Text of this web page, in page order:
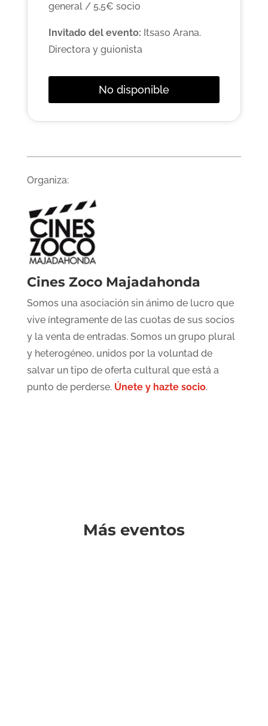
general / 5,5€ socio
Invitado del evento: Itsaso Arana.
Directora y guionista
No disponible
Organiza:
Cines Zoco Majadahonda
Somos una asociación sin ánimo de lucro que
vive íntegramente de las cuotas de sus socios
y la venta de entradas. Somos un grupo plural
y heterogéneo, unidos por la voluntad de
salvar un tipo de oferta cultural que está a
punto de perderse. Únete y hazte socio.
Más eventos